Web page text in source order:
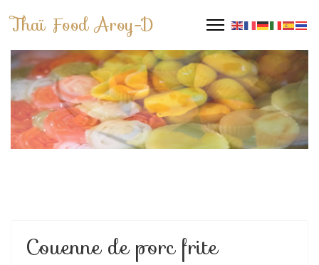
Thaï Food Aroy-D
Couenne de porc frite